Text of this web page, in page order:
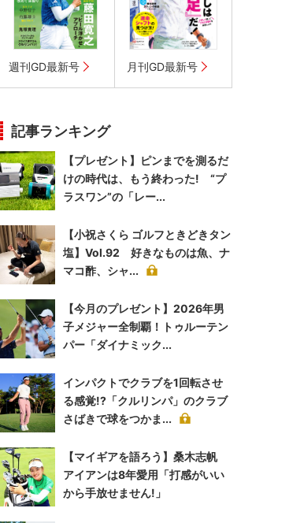
週刊GD最新号 月刊GD最新号
記事ランキング
【プレゼント】ピンまでを測るだ
けの時代は、もう終わった! “プ
ラスワン”の「レー...
【小祝さくら ゴルフときどきタン
塩】Vol.92 好きなものは魚、ナ
マコ酢、シャ...
【今月のプレゼント】2026年男
子メジャー全制覇！トゥルーテン
パー「ダイナミック...
インパクトでクラブを1回転させ
る感覚!?「クルリンパ」のクラブ
さばきで球をつかま...
【マイギアを語ろう】桑木志帆
アイアンは8年愛用「打感がいい
から手放せません!」